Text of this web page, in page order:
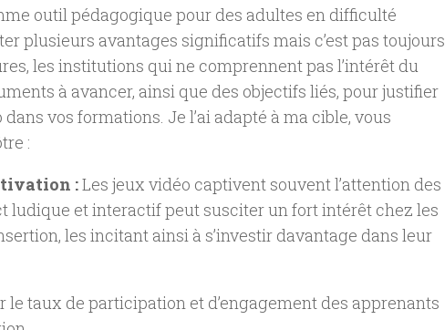
outil pédagogique pour des adultes en difficulté
plusieurs avantages significatifs mais c’est pas toujours
les institutions qui ne comprennent pas l’intérêt du
à avancer, ainsi que des objectifs liés, pour justifier
vos formations. Je l’ai adapté à ma cible, vous
:
:Les jeux vidéo captivent souvent l’attention des
ludique et interactif peut susciter un fort intérêt chez les
les incitant ainsi à s’investir davantage dans leur
le taux de participation et d’engagement des apprenants